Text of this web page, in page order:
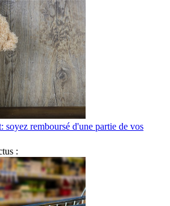
soyez remboursé d'une partie de vos
: